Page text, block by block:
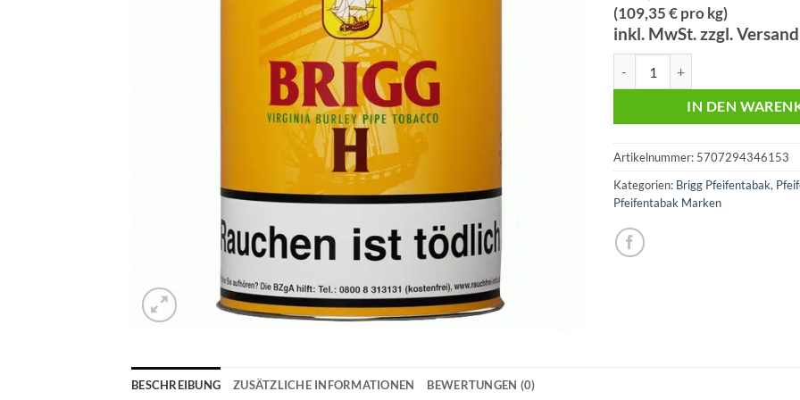
(109,35 € pro kg)
inkl. MwSt. zzgl.
IN DEN
Artikelnummer: 5707294346153
Kategorien: Brigg Pfeifentabak,
Pfeifentabak Marken
BESCHREIBUNG ZUSÄTZLICHE INFORMATIONEN BEWERTUNGEN (0)